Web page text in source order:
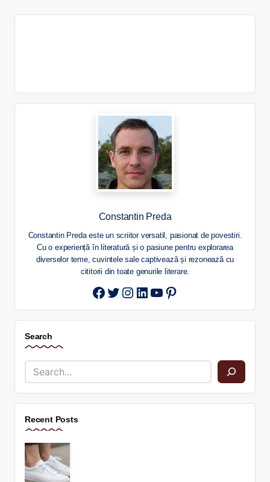
Constantin Preda
Constantin Preda este un scriitor versatil, pasionat de povestiri.
Cu o experiență în literatură și o pasiune pentru explorarea
diverselor teme, cuvintele sale captivează și rezonează cu
cititorii din toate genurile literare.
Twitter
Instagram
LinkedIn
YouTube
Pinterest
Search
Recent Posts